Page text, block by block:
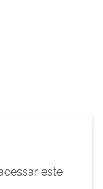
este